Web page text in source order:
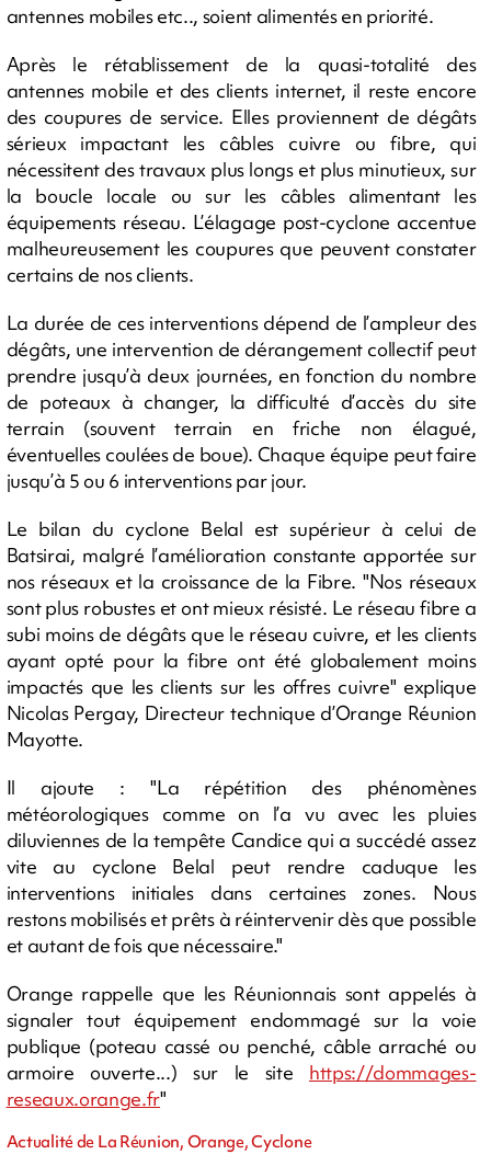
antennes mobiles etc.., soient alimentés en priorité.
Après le rétablissement de la quasi-totalité des
antennes mobile et des clients internet, il reste encore
des coupures de service. Elles proviennent de dégâts
sérieux impactant les câbles cuivre ou fibre, qui
nécessitent des travaux plus longs et plus minutieux, sur
la boucle locale ou sur les câbles alimentant les
équipements réseau. L’élagage post-cyclone accentue
malheureusement les coupures que peuvent constater
certains de nos clients.
La durée de ces interventions dépend de l’ampleur des
dégâts, une intervention de dérangement collectif peut
prendre jusqu’à deux journées, en fonction du nombre
de poteaux à changer, la difficulté d’accès du site
terrain (souvent terrain en friche non élagué,
éventuelles coulées de boue). Chaque équipe peut faire
jusqu’à 5 ou 6 interventions par jour.
Le bilan du cyclone Belal est supérieur à celui de
Batsirai, malgré l’amélioration constante apportée sur
nos réseaux et la croissance de la Fibre. "Nos réseaux
sont plus robustes et ont mieux résisté. Le réseau fibre a
subi moins de dégâts que le réseau cuivre, et les clients
ayant opté pour la fibre ont été globalement moins
impactés que les clients sur les offres cuivre" explique
Nicolas Pergay, Directeur technique d’Orange Réunion
Mayotte.
Il ajoute : "La répétition des phénomènes
météorologiques comme on l’a vu avec les pluies
diluviennes de la tempête Candice qui a succédé assez
vite au cyclone Belal peut rendre caduque les
interventions initiales dans certaines zones. Nous
restons mobilisés et prêts à réintervenir dès que possible
et autant de fois que nécessaire."
Orange rappelle que les Réunionnais sont appelés à
signaler tout équipement endommagé sur la voie
publique (poteau cassé ou penché, câble arraché ou
armoire ouverte...) sur le site https://dommages-
reseaux.orange.fr"
Actualité de La Réunion, Orange, Cyclone